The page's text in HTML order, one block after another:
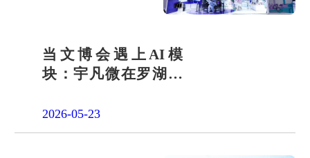
当文博会遇上AI模
块：宇凡微在罗湖展
答卷
2026-05-23